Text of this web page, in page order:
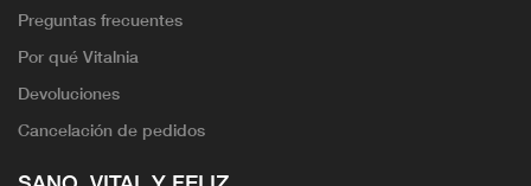
Preguntas frecuentes
Por qué Vitalnia
Devoluciones
Cancelación de pedidos